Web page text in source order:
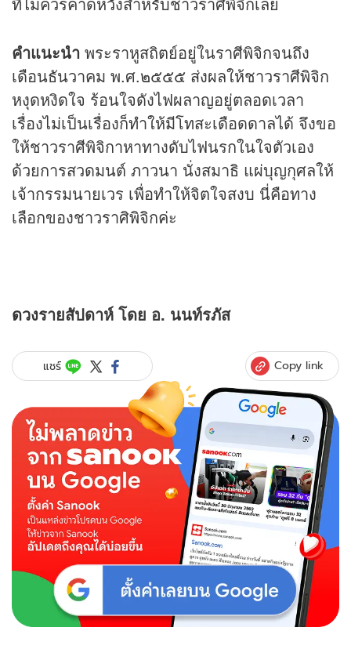
คำแนะนำ พระราหูสถิตย์อยู่ในราศีพิจิกจนถึง
เดือนธันวาคม พ.ศ.๒๕๕๕ ส่งผลให้ชาวราศีพิจิก
หงุดหงิดใจ ร้อนใจดังไฟผลาญอยู่ตลอดเวลา
เรื่องไม่เป็นเรื่องก็ทำให้มีโทสะเดือดดาลได้ จึงขอ
ให้ชาวราศีพิจิกาหาทางดับไฟนรกในใจตัวเอง
ด้วยการสวดมนต์ ภาวนา นั่งสมาธิ แผ่บุญกุศลให้
เจ้ากรรมนายเวร เพื่อทำให้จิตใจสงบ นี่คือทาง
เลือกของชาวราศิพิจิกค่ะ
ดวงรายสัปดาห์ โดย อ. นนท์รภัส
แชร์ Copy link